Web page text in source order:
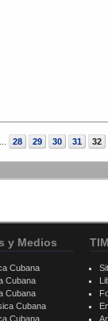
28 29 30 31 32
y Medios
Cubana
Cubana
Cubana
Cubana
Cubana